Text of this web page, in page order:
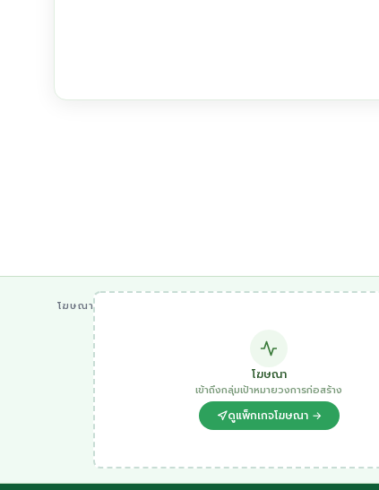
โฆษณา
โฆษณา
เข้าถึงกลุ่มเป้าหมายวงการก่อสร้าง
ดูแพ็กเกจโฆษณา →